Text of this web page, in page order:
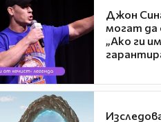
Джон
могат да
„Ако ги